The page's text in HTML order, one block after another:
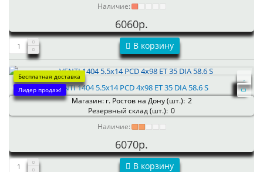
Наличие:
6060р.
В корзину
Бесплатная доставка
Лидер продаж!VENTI 1404 5.5x14 PCD 4x98 ET 35 DIA 58.6 S
Магазин: г. Ростов на Дону (шт.): 2
Резервный склад (шт.): 0
Наличие:
6070р.
В корзину